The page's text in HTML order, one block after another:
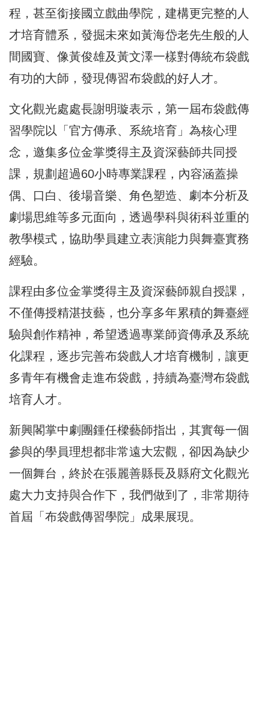
程，甚至銜接國立戲曲學院，建構更完整的人
才培育體系，發掘未來如黃海岱老先生般的人
間國寶、像黃俊雄及黃文澤一樣對傳統布袋戲
有功的大師，發現傳習布袋戲的好人才。
文化觀光處處長謝明璇表示，第一屆布袋戲傳
習學院以「官方傳承、系統培育」為核心理
念，邀集多位金掌獎得主及資深藝師共同授
課，規劃超過60小時專業課程，內容涵蓋操
偶、口白、後場音樂、角色塑造、劇本分析及
劇場思維等多元面向，透過學科與術科並重的
教學模式，協助學員建立表演能力與舞臺實務
經驗。
課程由多位金掌獎得主及資深藝師親自授課，
不僅傳授精湛技藝，也分享多年累積的舞臺經
驗與創作精神，希望透過專業師資傳承及系統
化課程，逐步完善布袋戲人才培育機制，讓更
多青年有機會走進布袋戲，持續為臺灣布袋戲
培育人才。
新興閣掌中劇團鍾任樑藝師指出，其實每一個
參與的學員理想都非常遠大宏觀，卻因為缺少
一個舞台，終於在張麗善縣長及縣府文化觀光
處大力支持與合作下，我們做到了，非常期待
首屆「布袋戲傳習學院」成果展現。